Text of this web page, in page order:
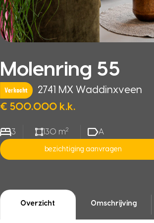
Molenring 55
Verkocht
2741 MX Waddinxveen
€ 500.000 k.k.
3 130 m2 A
bezichtiging aanvragen
Overzicht Omschrijving